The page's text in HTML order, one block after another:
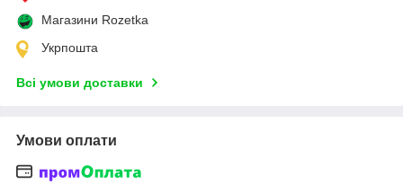
Магазини Rozetka
Укрпошта
Всі умови доставки
Умови оплати